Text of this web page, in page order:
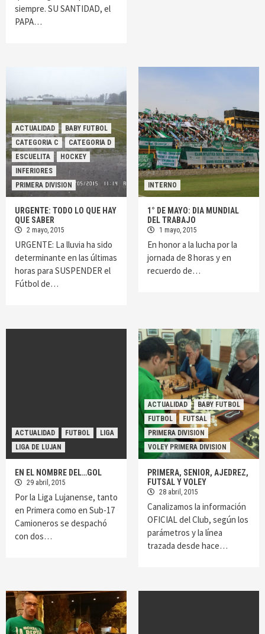
siempre. SU SANTIDAD, el
PAPA…
ACTUALIDAD
BABY FUTBOL
CATEGORIA C
CATEGORIA D
ESCUELITA
HOCKEY
INFERIORES
PRIMERA DIVISION
URGENTE: TODO LO QUE HAY
QUE SABER
2 mayo, 2015
URGENTE: La lluvia ha sido
determinante en las últimas
horas para SUSPENDER el
Fútbol de…
INTERNO
1° DE MAYO: DIA MUNDIAL
DEL TRABAJO
1 mayo, 2015
En honor a la lucha por la
jornada de 8 horas y en
recuerdo de…
ACTUALIDAD FUTBOL
LIGA
LIGA DE LUJAN
EN EL NOMBRE DEL…GOL
29 abril, 2015
Por la Liga Lujanense, tanto
en Primera como en Sub-17
Camioneros se despachó
con dos…
ACTUALIDAD
BABY FUTBOL
FUTBOL
FUTSAL
PRIMERA DIVISION
VOLEY PRIMERA DIVISION
PRIMERA, SENIOR, AJEDREZ,
FUTSAL Y VOLEY
28 abril, 2015
Canalizamos la información
OFICIAL del Club, según los
parámetros y la línea
trazada desde hace…